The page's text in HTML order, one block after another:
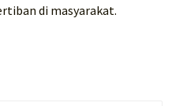
di masyarakat.